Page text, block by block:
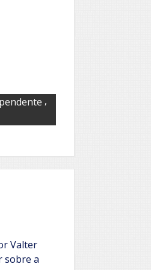
,
Valter
sobre a